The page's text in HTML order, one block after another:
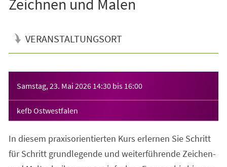
VERANSTALTUNGSORT
Samstag, 23. Mai 2026 14:30 bis 16:00
kefb Ostwestfalen
In diesem praxisorientierten Kurs erlernen Sie Schritt
für Schritt grundlegende und weiterführende Zeichen-